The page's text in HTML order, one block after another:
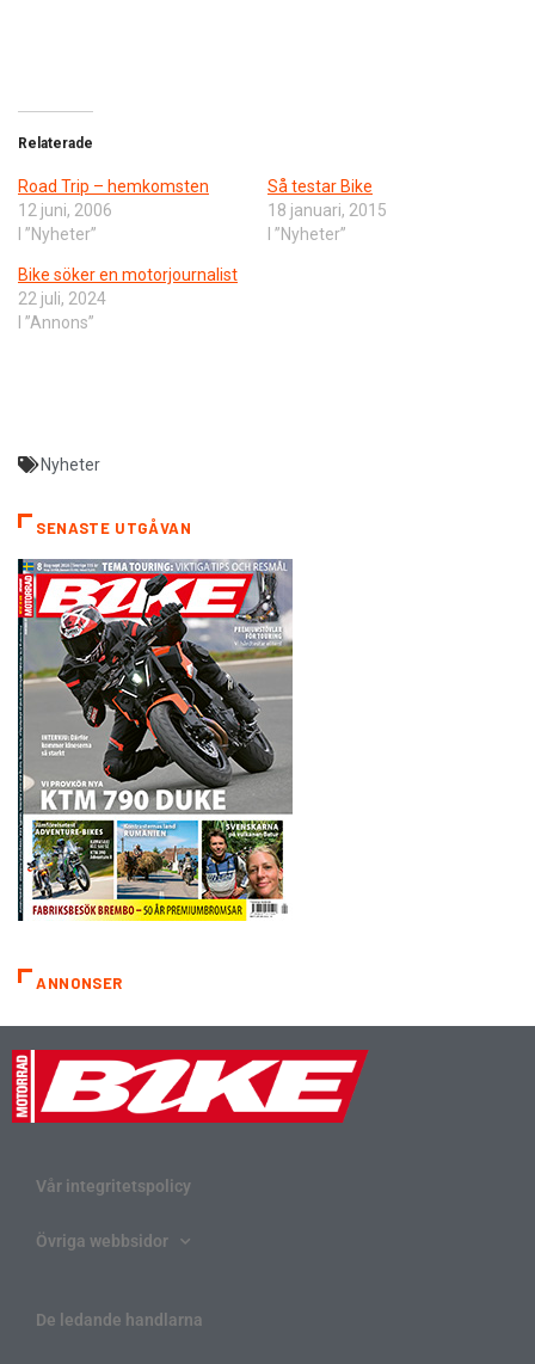
Relaterade
Road Trip – hemkomsten
12 juni, 2006
I ”Nyheter”
Så testar Bike
18 januari, 2015
I ”Nyheter”
Bike söker en motorjournalist
22 juli, 2024
I ”Annons”
Nyheter
SENASTE UTGÅVAN
ANNONSER
Vår integritetspolicy
Övriga webbsidor
De ledande handlarna